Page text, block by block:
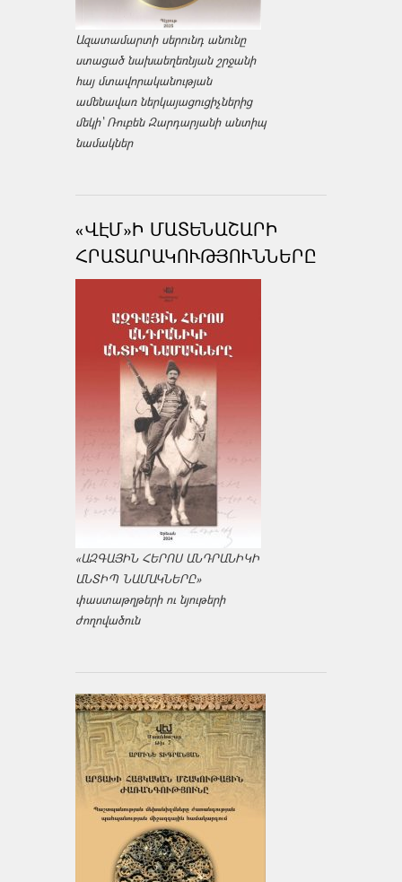
Ազատամարտի սերունդ անունը
ստացած նախաեղեռնյան շրջանի
հայ մտավորականության
ամենավառ ներկայացուցիչներից
մեկի՝ Ռուբեն Զարդարյանի անտիպ
նամակներ
«ՎԷՄ»Ի ՄԱՏԵՆԱՇԱՐԻ
ՀՐԱՏԱՐԱԿՈՒԹՅՈՒՆՆԵՐԸ
«ԱԶԳԱՅԻՆ ՀԵՐՈՍ ԱՆԴՐԱՆԻԿԻ
ԱՆՏԻՊ ՆԱՄԱԿՆԵՐԸ»
փաստաթղթերի ու նյութերի
ժողովածուն